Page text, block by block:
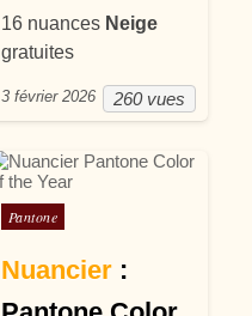
16 nuances Neige
gratuites
260 vues
3 février 2026
Posté dans
Pantone
Nuancier: